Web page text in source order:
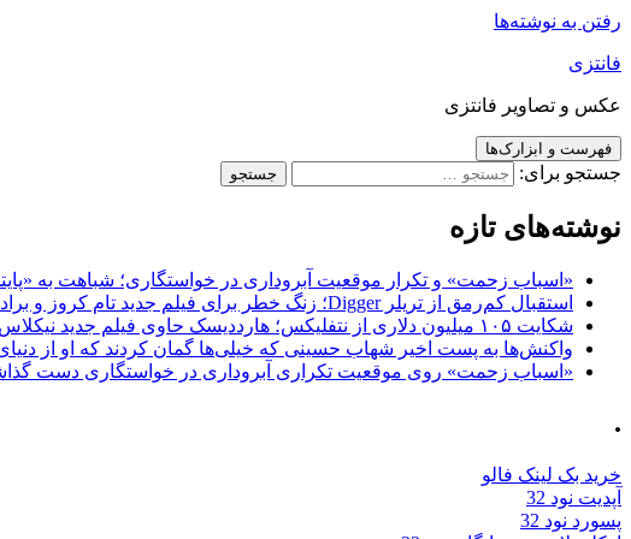
رفتن به نوشته‌ها
فانتزی
عکس و تصاویر فانتزی
فهرست و ابزارک‌ها
جستجو برای:
نوشته‌های تازه
«اسباب زحمت» و تکرار موقعیت آبروداری در خواستگاری؛ شباهت به «پایتخت7» و چرخش بر مدار
استقبال کم‌رمق از تریلر Digger؛ زنگ خطر برای فیلم جدید تام کروز و برادران وارنر
شکایت ۱۰۵ میلیون دلاری از نتفلیکس؛ هارددیسک حاوی فیلم جدید نیکلاس کیج به سرقت رفت
واکنش‌ها به پست اخیر شهاب حسینی که خیلی‌ها گمان کردند که او از
«اسباب زحمت» روی موقعیت تکراری آبروداری در خواستگاری دست گذاشته دقیقا مثل
.
خرید بک لینک فالو
آپدیت نود 32
پسورد نود 32